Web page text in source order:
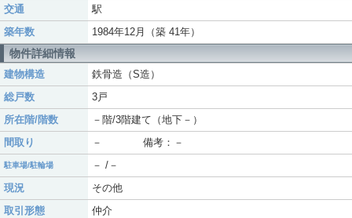
交通
駅
築年数
1984年12月（築 41年）
物件詳細情報
建物構造
鉄骨造（S造）
総戸数
3戸
所在階/階数
－階/3階建て（地下－）
間取り
－ 備考：－
駐車場/駐輪場
－ /－
現況
その他
取引形態
仲介